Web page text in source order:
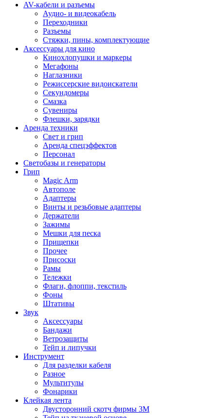
AV-кабели и разъемы
Аудио- и видеокабель
Переходники
Разъемы
Стяжки, пины, комплектующие
Аксессуары для кино
Кинохлопушки и маркеры
Мегафоны
Наглазники
Режиссерские видоискатели
Секундомеры
Смазка
Сувениры
Флешки, зарядки
Аренда техники
Свет и грип
Аренда спецэффектов
Персонал
Светобазы и генераторы
Грип
Magic Arm
Автополе
Адаптеры
Винты и резьбовые адаптеры
Держатели
Зажимы
Мешки для песка
Прищепки
Прочее
Присоски
Рамы
Тележки
Флаги, флоппи, текстиль
Фоны
Штативы
Звук
Аксессуары
Бандажи
Ветрозащиты
Тейп и липучки
Инструмент
Для разделки кабеля
Разное
Мультитулы
Фонарики
Клейкая лента
Двусторонний скотч фирмы 3M